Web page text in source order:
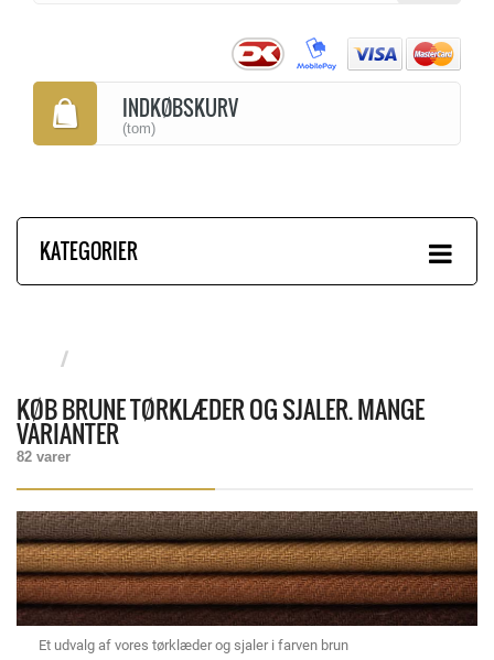
INDKØBSKURV
(tom)
KATEGORIER
KØB BRUNE TØRKLÆDER OG SJALER. MANGE
VARIANTER
82 varer
Et udvalg af vores tørklæder og sjaler i farven brun